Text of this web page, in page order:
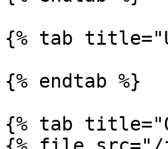
{% tab
{% endtab %}
{% tab